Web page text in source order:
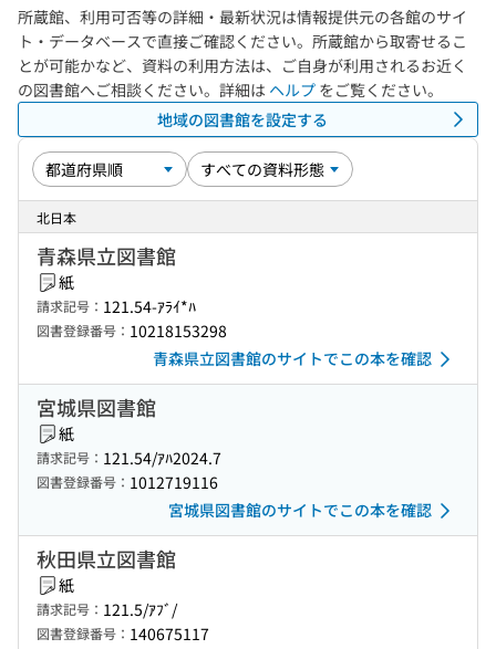
所蔵館、利用可否等の詳細・最新状況は情報提供元の各館のサイ
ト・データベースで直接ご確認ください。所蔵館から取寄せるこ
とが可能かなど、資料の利用方法は、ご自身が利用されるお近く
の図書館へご相談ください。詳細は ヘルプ をご覧ください。
地域の図書館を設定する
北日本
青森県立図書館
紙
請求記号： 121.54-ｱﾗｲ*ﾊ
図書登録番号： 10218153298
青森県立図書館のサイトでこの本を確認
宮城県図書館
紙
請求記号： 121.54/ｱﾊ2024.7
図書登録番号： 1012719116
宮城県図書館のサイトでこの本を確認
秋田県立図書館
紙
請求記号： 121.5/ｱﾌﾞ/
図書登録番号： 140675117